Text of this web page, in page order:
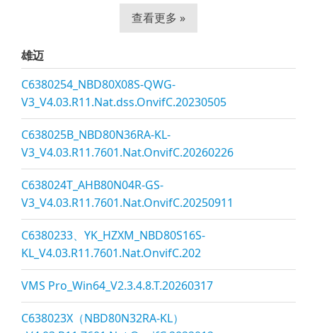
查看更多 »
雄迈
C6380254_NBD80X08S-QWG-
V3_V4.03.R11.Nat.dss.OnvifC.20230505
C638025B_NBD80N36RA-KL-
V3_V4.03.R11.7601.Nat.OnvifC.20260226
C638024T_AHB80N04R-GS-
V3_V4.03.R11.7601.Nat.OnvifC.20250911
C6380233、YK_HZXM_NBD80S16S-
KL_V4.03.R11.7601.Nat.OnvifC.202
VMS Pro_Win64_V2.3.4.8.T.20260317
C638023X（NBD80N32RA-KL）